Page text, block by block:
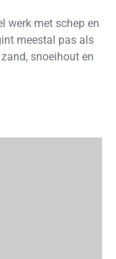
werk met schep en
meestal pas als
snoeihout en